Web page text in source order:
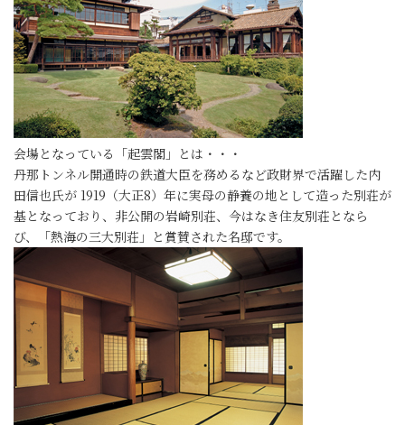
会場となっている「起雲閣」とは・・・
丹那トンネル開通時の鉄道大臣を務めるなど政財界で活躍した内
田信也氏が 1919（大正8）年に実母の静養の地として造った別荘が
基となっており、非公開の岩崎別荘、今はなき住友別荘となら
び、「熱海の三大別荘」と賞賛された名邸です。